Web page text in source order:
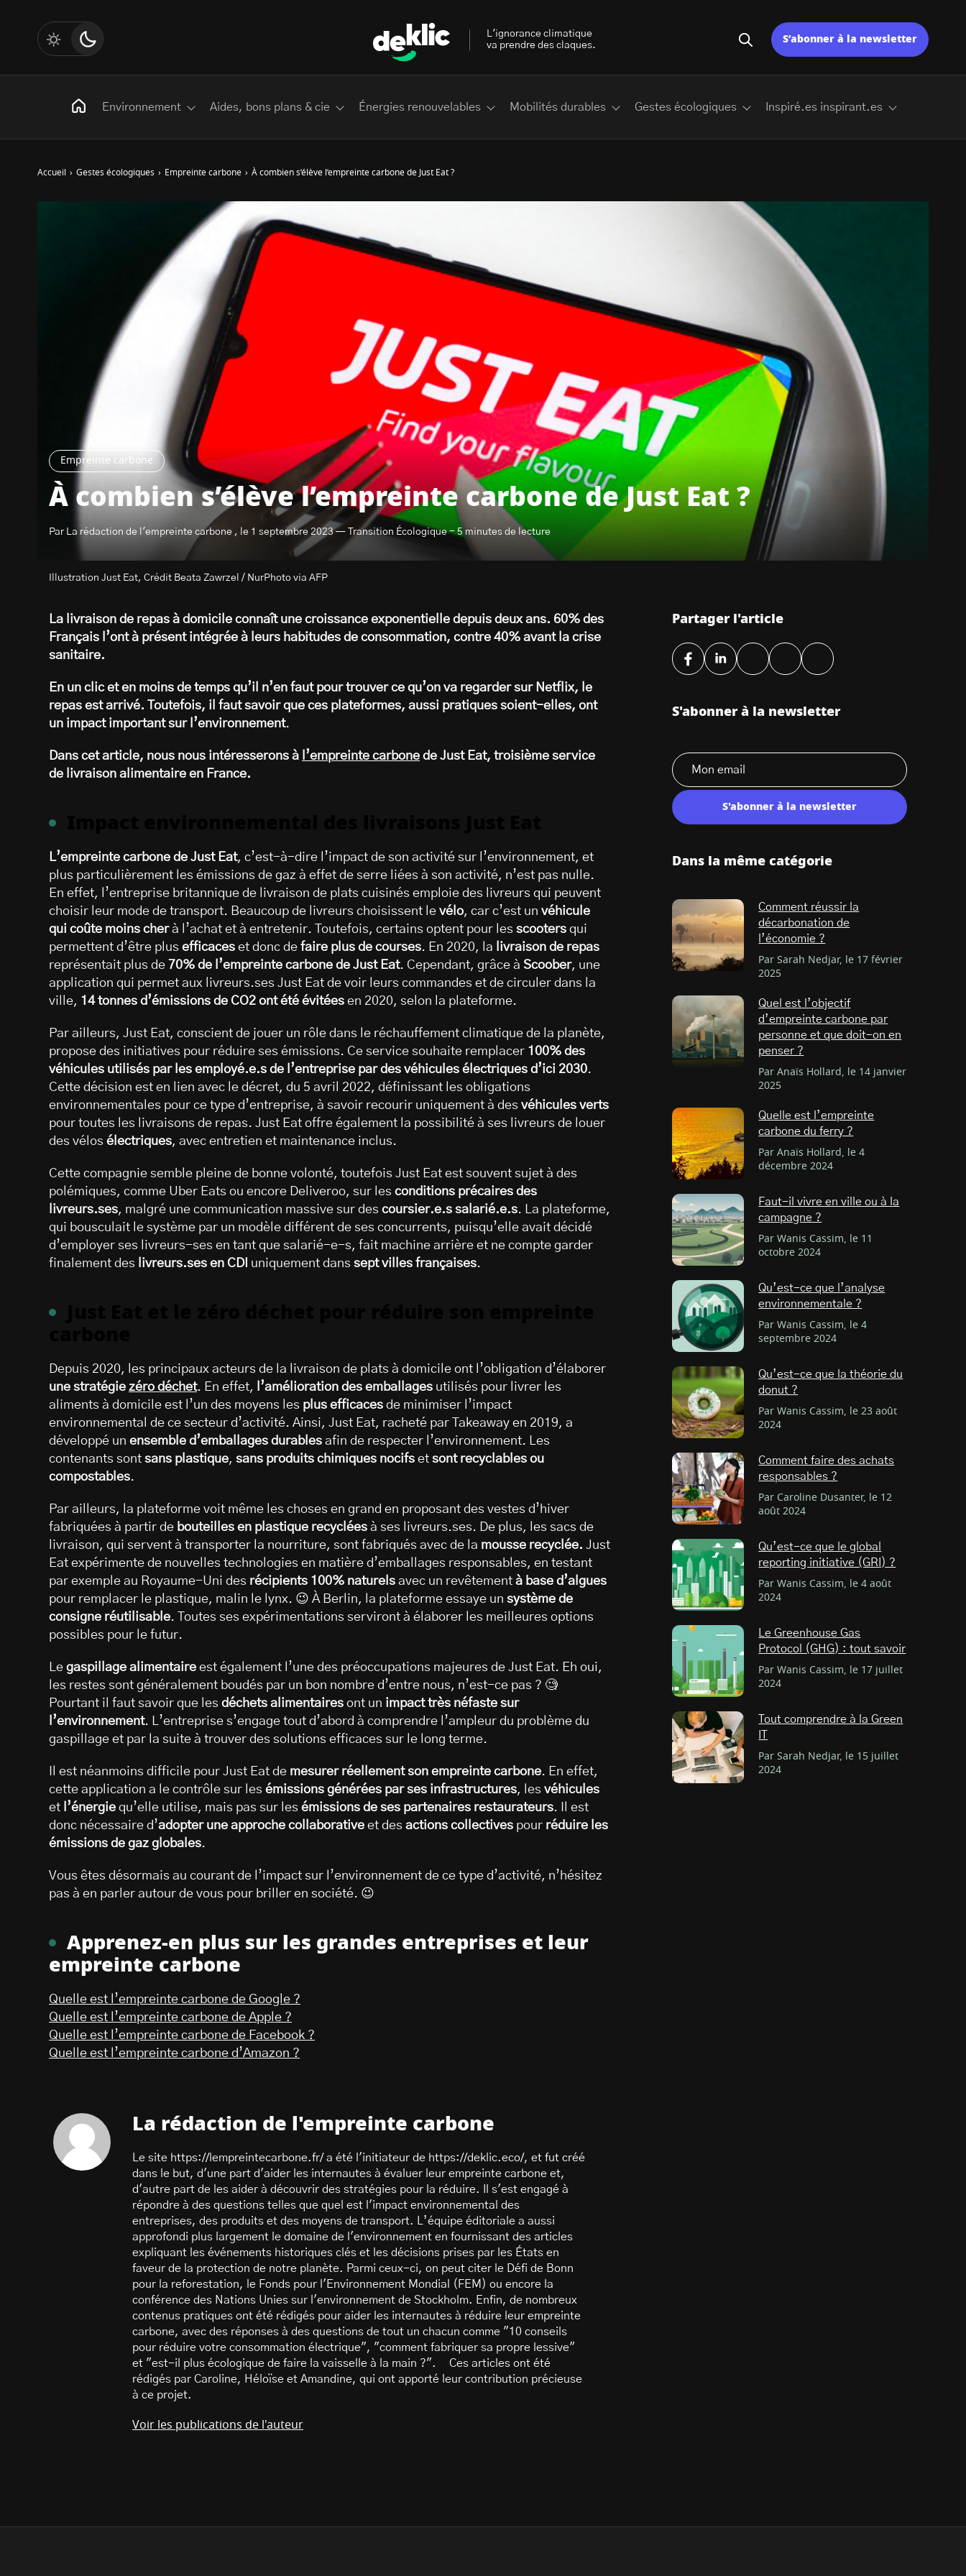
Empreinte carbone
À combien s’élève l’empreinte carbone de Just Eat ?
Par La rédaction de l'empreinte carbone , le 1 septembre 2023 — Transition Écologique - 5 minutes de lecture
Illustration Just Eat, Crédit Beata Zawrzel / NurPhoto via AFP
Accueil › Gestes écologiques › Empreinte carbone › À combien s’élève l’empreinte carbone de Just Eat ?
La livraison de repas à domicile connaît une croissance exponentielle depuis deux ans. 60% des
Français l’ont à présent intégrée à leurs habitudes de consommation, contre 40% avant la crise
sanitaire.
En un clic et en moins de temps qu’il n’en faut pour trouver ce qu’on va regarder sur Netflix, le
repas est arrivé. Toutefois, il faut savoir que ces plateformes, aussi pratiques soient-elles, ont
un impact important sur l’environnement.
Dans cet article, nous nous intéresserons à l’empreinte carbone de Just Eat, troisième service
de livraison alimentaire en France.
L’empreinte carbone de Just Eat, c’est-à-dire l’impact de son activité sur l’environnement, et
plus particulièrement les émissions de gaz à effet de serre liées à son activité, n’est pas nulle.
En effet, l’entreprise britannique de livraison de plats cuisinés emploie des livreurs qui peuvent
choisir leur mode de transport. Beaucoup de livreurs choisissent le vélo, car c’est un véhicule
qui coûte moins cherà l’achat et à entretenir. Toutefois, certains optent pour les scooters qui
permettent d’être plus efficaces et donc de faire plus de courses. En 2020, la
livraison de repas
représentait plus de 70% de l’empreinte carbone de Just Eat. Cependant, grâce à Scoober, une
application qui permet aux livreurs.ses Just Eat de voir leurs commandes et de circuler dans la
ville, 14 tonnes d’émissions de CO2 ont été évitées en 2020, selon la plateforme.
Par ailleurs, Just Eat, conscient de jouer un rôle dans le réchauffement climatique de la planète,
propose des initiatives pour réduire ses émissions. Ce service souhaite remplacer 100% des
véhicules utilisés par les employé.e.s de l’entreprise par des véhicules électriques d’ici 2030.
Cette décision est en lien avec le décret, du 5 avril 2022, définissant les obligations
environnementales pour ce type d’entreprise, à savoir recourir uniquement à des véhicules verts
pour toutes les livraisons de repas. Just Eat offre également la possibilité à ses livreurs de louer
des vélos électriques, avec entretien et maintenance inclus.
Cette compagnie semble pleine de bonne volonté, toutefois Just Eat est souvent sujet à des
polémiques, comme Uber Eats ou encore Deliveroo, sur les conditions précaires des
livreurs.ses, malgré une communication massive sur des coursier.e.s salarié.e.s. La plateforme,
qui bousculait le système par un modèle différent de ses concurrents, puisqu’elle avait décidé
d’employer ses livreurs-ses en tant que salarié-e-s, fait machine arrière et ne compte garder
finalement des livreurs.ses en CDI uniquement dans sept villes françaises.
Depuis 2020, les principaux acteurs de la livraison de plats à domicile ont l’obligation d’élaborer
une stratégie zéro déchet. En effet, l’amélioration des emballages utilisés pour livrer les
aliments à domicile est l’un des moyens les plus efficaces de minimiser l’impact
environnemental de ce secteur d’activité. Ainsi, Just Eat, racheté par Takeaway en 2019, a
développé un ensemble d’emballages durables afin de respecter l’environnement. Les
contenants sont sans plastique, sans produits chimiques nocifs et sont recyclables ou
compostables.
Par ailleurs, la plateforme voit même les choses en grand en proposant des vestes d’hiver
fabriquées à partir de bouteilles en plastique recyclées à ses livreurs.ses. De plus, les sacs de
livraison, qui servent à transporter la nourriture, sont fabriqués avec de la mousse recyclée. Just
Eat expérimente de nouvelles technologies en matière d’emballages responsables, en testant
par exemple au Royaume-Uni des récipients 100% naturels avec un revêtement à base d’algues
pour remplacer le plastique, malin le lynx. 😉 À Berlin, la plateforme essaye un système de
consigne réutilisable. Toutes ses expérimentations serviront à élaborer les meilleures options
possibles pour le futur.
Le gaspillage alimentaire est également l’une des préoccupations majeures de Just Eat. Eh oui,
les restes sont généralement boudés par un bon nombre d’entre nous, n’est-ce pas ? 🧐
Pourtant il faut savoir que les déchets alimentaires ont un impact très néfaste sur
l’environnement. L’entreprise s’engage tout d’abord à comprendre l’ampleur du problème du
gaspillage et par la suite à trouver des solutions efficaces sur le long terme.
Il est néanmoins difficile pour Just Eat de mesurer réellement son empreinte carbone. En effet,
cette application a le contrôle sur les émissions générées par ses infrastructures, les véhicules
et l’énergie qu’elle utilise, mais pas sur les émissions de ses partenaires restaurateurs. Il est
donc nécessaire d’adopter une approche collaborative et des actions collectives pour réduire les
émissions de gaz globales.
Vous êtes désormais au courant de l’impact sur l’environnement de ce type d’activité, n’hésitez
pas à en parler autour de vous pour briller en société. 😉
Apprenez-en plus sur les grandes entreprises et leur
empreinte carbone
Quelle est l’empreinte carbone de Google ?
Quelle est l’empreinte carbone de Apple ?
Quelle est l’empreinte carbone de Facebook ?
Quelle est l’empreinte carbone d’Amazon ?
La rédaction de l'empreinte carbone
Le site https://lempreintecarbone.fr/ a été l'initiateur de https://deklic.eco/, et fut créé
dans le but, d'une part d'aider les internautes à évaluer leur empreinte carbone et,
d'autre part de les aider à découvrir des stratégies pour la réduire. Il s'est engagé à
répondre à des questions telles que quel est l'impact environnemental des
entreprises, des produits et des moyens de transport. L’équipe éditoriale a aussi
approfondi plus largement le domaine de l'environnement en fournissant des articles
expliquant les événements historiques clés et les décisions prises par les États en
faveur de la protection de notre planète. Parmi ceux-ci, on peut citer le Défi de Bonn
pour la reforestation, le Fonds pour l'Environnement Mondial (FEM) ou encore la
conférence des Nations Unies sur l'environnement de Stockholm. Enfin, de nombreux
contenus pratiques ont été rédigés pour aider les internautes à réduire leur empreinte
carbone, avec des réponses à des questions de tout un chacun comme "10 conseils
pour réduire votre consommation électrique", "comment fabriquer sa propre lessive"
et "est-il plus écologique de faire la vaisselle à la main ?". Ces articles ont été
rédigés par Caroline, Héloïse et Amandine, qui ont apporté leur contribution précieuse
à ce projet.
Voir les publications de l'auteur
Partager l'article
S'abonner à la newsletter
S'abonner à la newsletter
Dans la même catégorie
Comment réussir la
décarbonation de
l’économie ?
Par Sarah Nedjar, le 17 février
2025
Quel est l’objectif
d’empreinte carbone par
personne et que doit-on en
penser ?
Par Anaïs Hollard, le 14 janvier
2025
Quelle est l’empreinte
carbone du ferry ?
Par Anaïs Hollard, le 4
décembre 2024
Faut-il vivre en ville ou à la
campagne ?
Par Wanis Cassim, le 11
octobre 2024
Qu’est-ce que l’analyse
environnementale ?
Par Wanis Cassim, le 4
septembre 2024
Qu’est-ce que la théorie du
donut ?
Par Wanis Cassim, le 23 août
2024
Comment faire des achats
responsables ?
Par Caroline Dusanter, le 12
août 2024
Qu’est-ce que le global
reporting initiative (GRI) ?
Par Wanis Cassim, le 4 août
2024
Le Greenhouse Gas
Protocol (GHG) : tout savoir
Par Wanis Cassim, le 17 juillet
2024
Tout comprendre à la Green
Par Sarah Nedjar, le 15 juillet
2024
L'ignorance climatique
va prendre des claques.
S’abonner à la newsletter
Environnement Aides, bons plans & cie Énergies renouvelables Mobilités durables Gestes écologiques Inspiré.es inspirant.es
Les mots clés les plus recherchés sur Deklic
Transition Écologique influenceur.se